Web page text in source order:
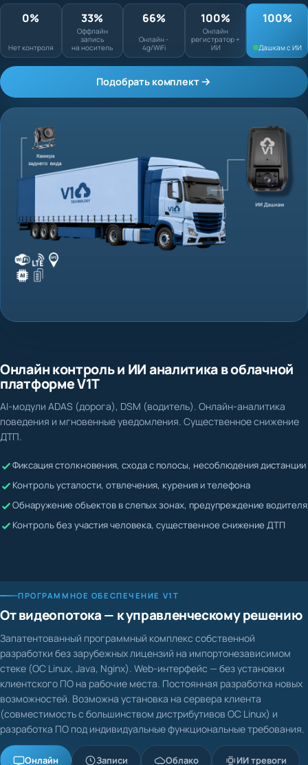
0%
Оффлайн запись
на носитель
66%
Онлайн - 4g/WiFi
100%
Жалобы невозможно подтвердить или опровергнуть
Водитель может скрывать нарушения
Онлайн контроль и ИИ аналитика в облачной
платформе V1T
поведения и мгновенные уведомления. Существенное снижение
ДТП.
От видеопотока — к управленческому решению
разработки без зарубежных лицензий на импортонезависимом
стеке (ОС Linux, Java, Nginx). Web-интерфейс — без установки
клиентского ПО на рабочие места. Постоянная разработка новых
возможностей. Возможна установка на сервера клиента
(совместимость с большинством дистрибутивов ОС Linux) и
разработка ПО под индивидуальные функциональные требования.